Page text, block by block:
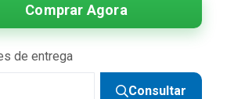
Comprar Agora
de entrega
Consultar